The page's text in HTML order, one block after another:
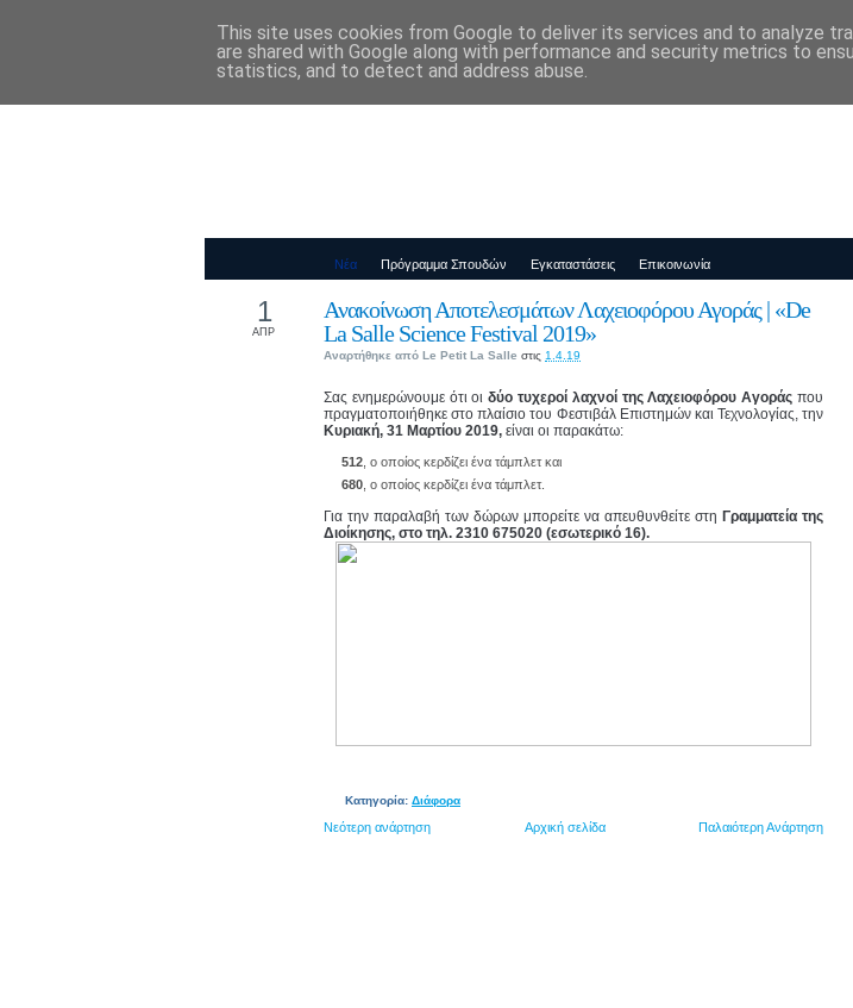
Παιδικός Σταθμός-Νηπιαγωγείο
Νέα Πρόγραμμα Σπουδών Εγκαταστάσεις Επικοινωνία
Ανακοίνωση Αποτελεσμάτων Λαχειοφόρου Αγοράς | «De
La Salle Science Festival 2019»
Αναρτήθηκε από Le Petit La Salle στις 1.4.19
1
ΑΠΡ
Σας ενημερώνουμε ότι οιδύο τυχεροί λαχνοί της Λαχειοφόρου Αγοράς που
πραγματοποιήθηκε στο πλαίσιο του Φεστιβάλ Επιστημών και Τεχνολογίας, την
Κυριακή, 31 Μαρτίου 2019, είναι οι παρακάτω:
512 , ο οποίος κερδίζει ένα τάμπλετ και
680 , ο οποίος κερδίζει ένα τάμπλετ.
Για την παραλαβή των δώρων μπορείτε να απευθυνθείτε στη Γραμματεία της
Διοίκησης, στο τηλ. 2310 675020 (εσωτερικό 16).
Κατηγορία: Διάφορα
Νεότερη ανάρτηση Παλαιότερη Ανάρτηση
Αρχική σελίδα
This site uses cookies from Google to deliver its services and to analyze
are shared with Google along with performance and security metrics to
statistics, and to detect and address abuse.